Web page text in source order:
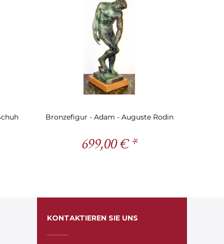
Bronzefigur - Adam - Auguste Rodin
699,00 € *
KONTAKTIEREN SIE UNS